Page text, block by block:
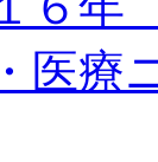
医療